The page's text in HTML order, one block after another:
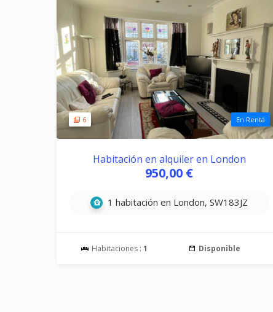
6 En Renta
Habitación en alquiler en London
950,00 €
1 habitación en London, SW183JZ
Habitaciones : 1 Disponible